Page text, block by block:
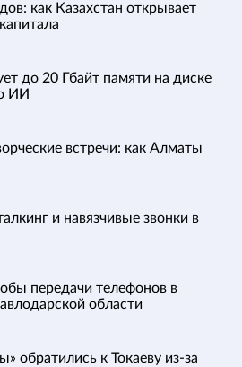
как Казахстан открывает
до 20 Гбайт памяти на диске
ИИ
встречи: как Алматы
и навязчивые звонки в
передачи телефонов в
области
обратились к Токаеву из-за